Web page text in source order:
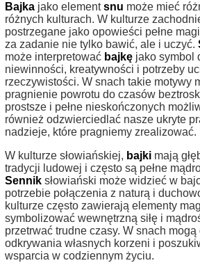
Bajka jako elementsnu może mieć
różnych kulturach. W kulturze
postrzegane jako opowieści pełne
za zadanie nie tylko bawić, ale i uczyć.
może interpretować bajkę jako symbol
niewinności, kreatywności i potrzeby
rzeczywistości. W snach takie motywy
pragnienie powrotu do czasów
prostsze i pełne nieskończonych
również odzwierciedlać nasze ukryte
nadzieje, które pragniemy zrealizować.
W kulturze słowiańskiej, bajki mają
tradycji ludowej i często są pełne
Sennik słowiański może widzieć w
potrzebie połączenia z naturą i
kulturze często zawierają elementy
symbolizować wewnętrzną siłę i
przetrwać trudne czasy. W snach
odkrywania własnych korzeni i
wsparcia w codziennym życiu.